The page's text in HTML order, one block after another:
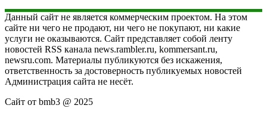
Данный сайт не является коммерческим проектом. На этом
сайте ни чего не продают, ни чего не покупают, ни какие
услуги не оказываются. Сайт представляет собой ленту
новостей RSS канала news.rambler.ru, kommersant.ru,
newsru.com. Материалы публикуются без искажения,
ответственность за достоверность публикуемых новостей
Администрация сайта не несёт.
Сайт от bmb3 @ 2025